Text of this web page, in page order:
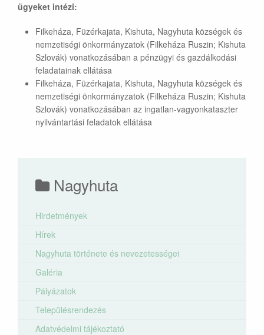
ügyeket intézi:
Filkeháza, Füzérkajata, Kishuta, Nagyhuta községek és
nemzetiségi önkormányzatok (Filkeháza Ruszin; Kishuta
Szlovák) vonatkozásában a pénzügyi és gazdálkodási
feladatainak ellátása
Filkeháza, Füzérkajata, Kishuta, Nagyhuta községek és
nemzetiségi önkormányzatok (Filkeháza Ruszin; Kishuta
Szlovák) vonatkozásában az ingatlan-vagyonkataszter
nyilvántartási feladatok ellátása
Nagyhuta
Hirdetmények
Hírek
Nagyhuta története és nevezetességei
Galéria
Pályázatok
Településrendezés
Adatvédelmi tájékoztató